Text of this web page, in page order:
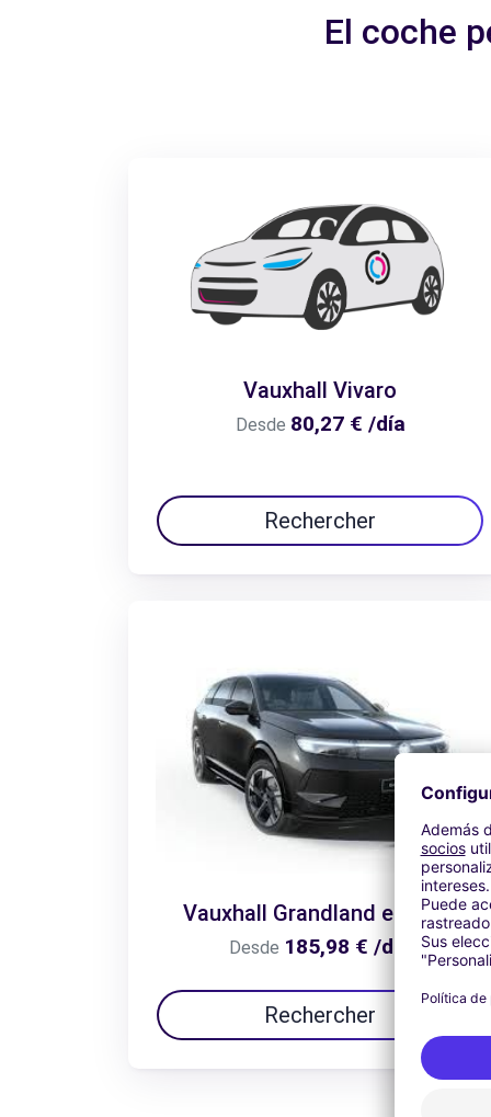
El coche
Vauxhall Vivaro
Desde 80,27 € /día
Rechercher
Vauxhall Grandland electric
Desde 185,98 € /día
Rechercher